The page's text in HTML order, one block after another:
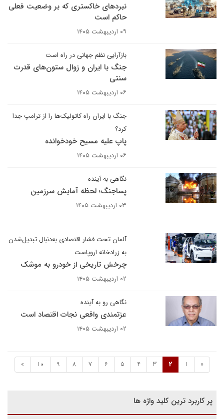
نبردهای خاکستری که بر وضعیت فعلی
حاکم است
۰۹ اردیبهشت ۱۴۰۵
بازآرایی نظم جهانی در راه است
جنگ با ایران و زوال ستون‌های قدرت
سنتی
۰۶ اردیبهشت ۱۴۰۵
جنگ با ایران راه کاتولیک‌ها را از ترامپ جدا
کرد؟
پاپ علیه مسیح خودخوانده
۰۶ اردیبهشت ۱۴۰۵
نگاهی به آینده
پساجنگ؛ لحظه آمایش سرزمین
۰۳ اردیبهشت ۱۴۰۵
آلمان تحت فشار اقتصادی به‌دنبال تبدیل‌شدن
به زرادخانه اروپاست
چرخش تاریخی از خودرو به موشک
۰۲ اردیبهشت ۱۴۰۵
نگاهی رو به آینده
عزتمندی واقعی نجات اقتصاد است
۰۲ اردیبهشت ۱۴۰۵
«
1
2
3
4
5
6
7
8
9
10
»
پر کاربرد ترین کلید واژه ها